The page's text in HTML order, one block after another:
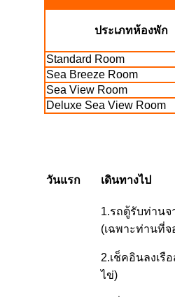
ประเภทห้องพัก
Standard Room
Sea Breeze Room
Sea View Room
Deluxe Sea View Room
วันแรก
เดินทางไป
1.รถตู้รับท่าน
(เฉพาะท่านที่จ
2.เช็คอินลงเรื
ไข่)